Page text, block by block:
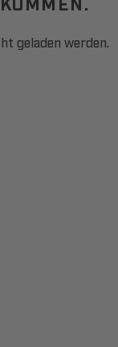
geladen werden.